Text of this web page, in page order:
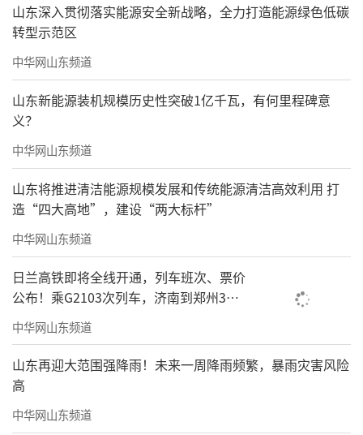
山东深入贯彻落实能源安全新战略，全力打造能源绿色低碳
转型示范区
中华网山东频道
山东新能源装机规模历史性突破1亿千瓦，有何里程碑意
义？
中华网山东频道
山东将推进清洁能源规模发展和传统能源清洁高效利用 打
造“四大高地”，建设“两大标杆”
中华网山东频道
日兰高铁即将全线开通，列车班次、票价
公布！乘G2103次列车，济南到郑州3小
时到达
中华网山东频道
山东再迎大范围强降雨！未来一周降雨频繁，暴雨灾害风险
高
中华网山东频道